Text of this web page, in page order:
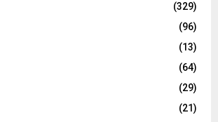
(329)
(96)
(13)
(64)
(29)
(21)